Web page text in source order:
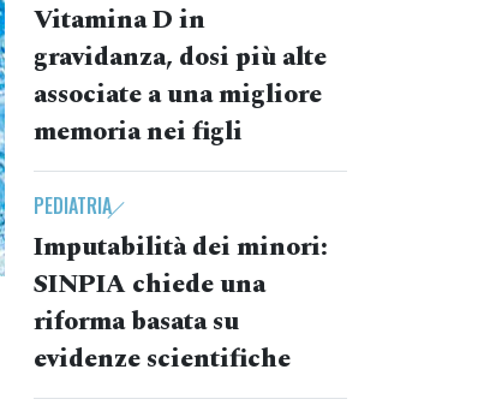
Vitamina D in
gravidanza, dosi più alte
associate a una migliore
memoria nei figli
PEDIATRIA
Imputabilità dei minori:
SINPIA chiede una
riforma basata su
evidenze scientifiche